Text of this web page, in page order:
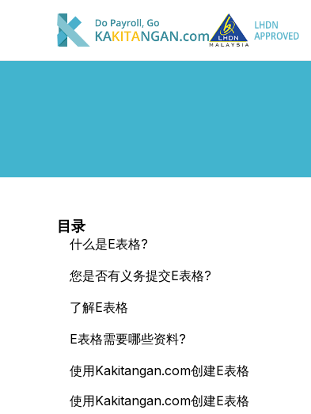
目录
什么是E表格?
您是否有义务提交E表格?
了解E表格
E表格需要哪些资料?
使用Kakitangan.com创建E表格
使用Kakitangan.com创建E表格